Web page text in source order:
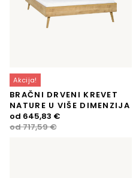
Akcija!
BRAČNI DRVENI KREVET
NATURE U VIŠE DIMENZIJA
od717,59€
Izvorna
cijena
od 645,83 €
Trenutna
cijena